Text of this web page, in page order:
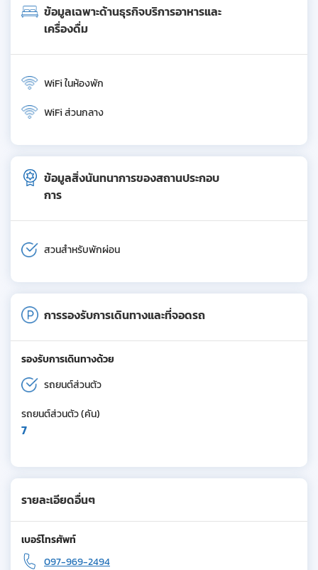
ข้อมูลเฉพาะด้านธุรกิจบริการอาหารและ
เครื่องดื่ม
WiFi ในห้องพัก
WiFi ส่วนกลาง
ข้อมูลสิ่งนันทนาการของสถานประกอบ
การ
สวนสำหรับพักผ่อน
การรองรับการเดินทางและที่จอดรถ
รองรับการเดินทางด้วย
รถยนต์ส่วนตัว
รถยนต์ส่วนตัว (คัน)
7
รายละเอียดอื่นๆ
เบอร์โทรศัพท์
097-969-2494